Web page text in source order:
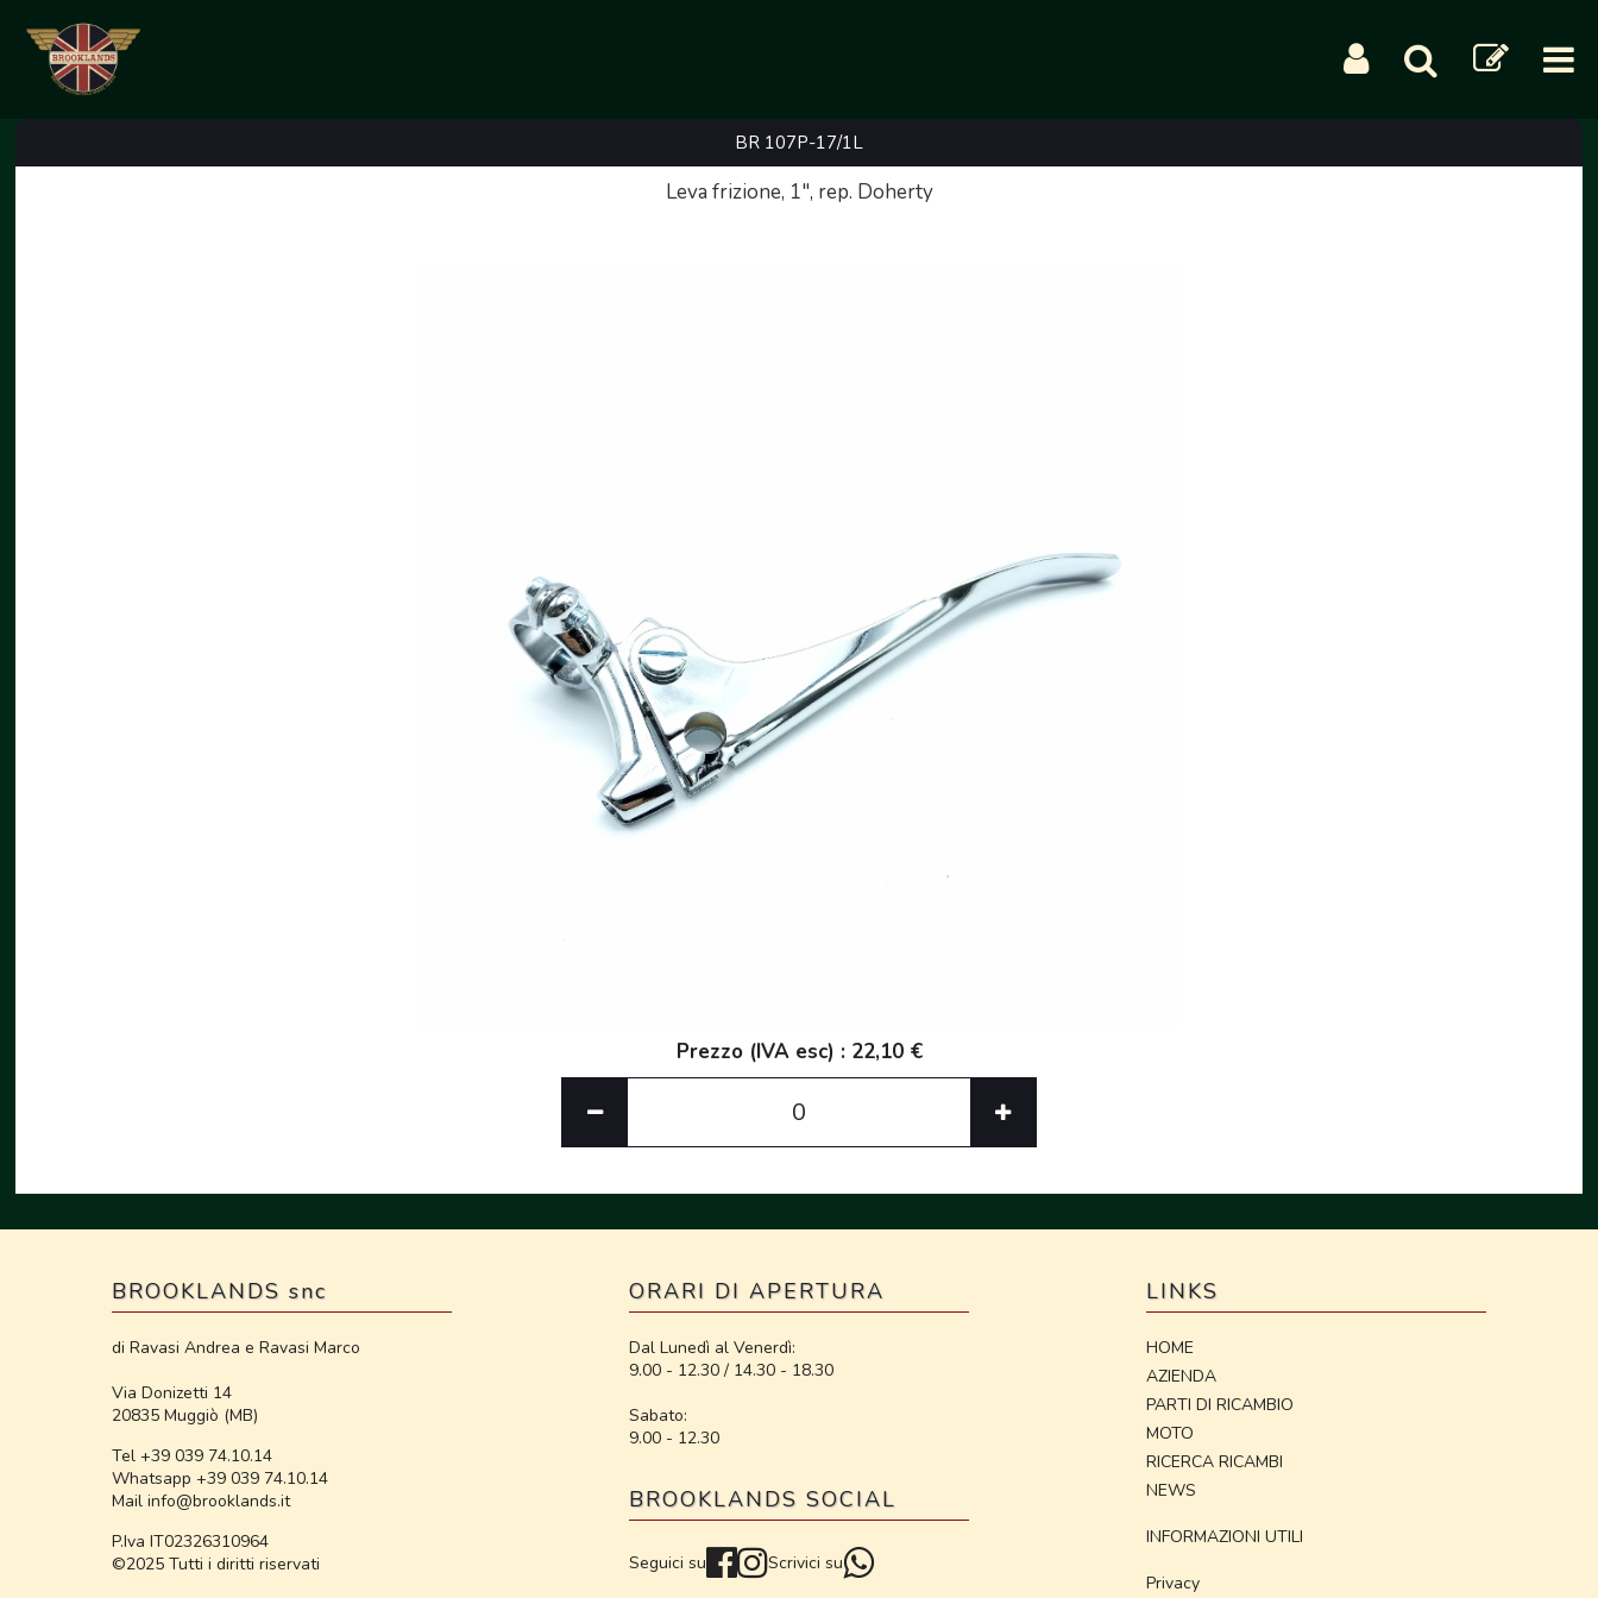
BR 107P-17/1L
Leva frizione, 1", rep. Doherty
Prezzo (IVA esc) : 22,10 €
BROOKLANDS snc
di Ravasi Andrea e Ravasi Marco
Via Donizetti 14
20835 Muggiò (MB)
Tel +39 039 74.10.14
Whatsapp +39 039 74.10.14
Mail info@brooklands.it
P.Iva IT02326310964
©2025 Tutti i diritti riservati
ORARI DI APERTURA
Dal Lunedì al Venerdì:
9.00 - 12.30 / 14.30 - 18.30
Sabato:
9.00 - 12.30
BROOKLANDS SOCIAL
Seguici su Scrivici su
LINKS
HOME
AZIENDA
PARTI DI RICAMBIO
MOTO
RICERCA RICAMBI
NEWS
INFORMAZIONI UTILI
Privacy